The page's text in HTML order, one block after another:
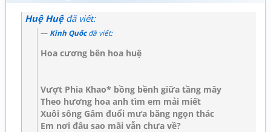
Huệ Huệđã viết:
Kinh Quốcđã viết:
Hoa cương bên hoa huệ
Vượt Phia Khao* bồng bềnh giữa tầng mây
Theo hương hoa anh tìm em mải miết
Xuôi sông Gâm đuổi mưa băng ngọn thác
Em nơi đâu sao mãi vẫn chưa về?